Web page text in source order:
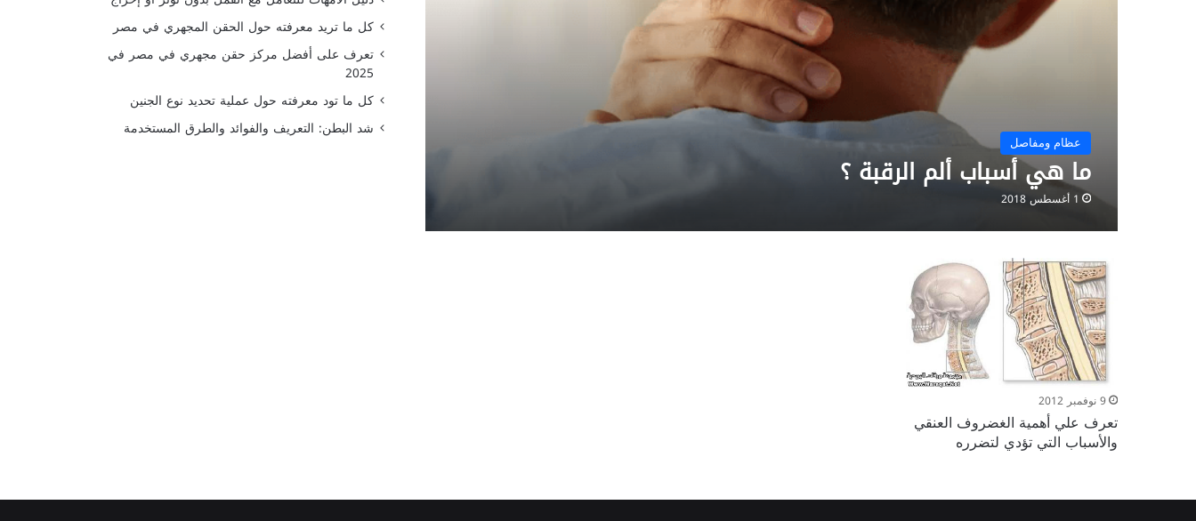
عظام ومفاصل
ما هي أسباب ألم الرقبة ؟
1 أغسطس 2018
9 نوفمبر 2012
تعرف علي أهمية الغضروف العنقي
والأسباب التي تؤدي لتضرره
كل ما تريد معرفته حول الحقن المجهري في مصر
تعرف على أفضل مركز حقن مجهري في مصر في
2025
كل ما تود معرفته حول عملية تحديد نوع الجنين
شد البطن: التعريف والفوائد والطرق المستخدمة